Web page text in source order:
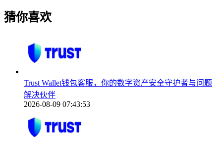
猜你喜欢
Trust Wallet钱包客服，你的数字资产安全守护者与问题
解决伙伴
2026-08-09 07:43:53